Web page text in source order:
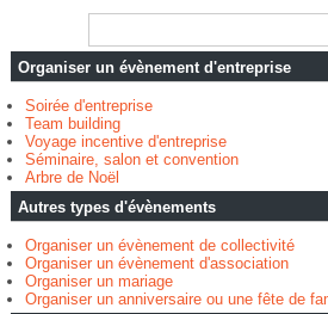
Organiser un évènement d'entreprise
Soirée d'entreprise
Team building
Voyage incentive d'entreprise
Séminaire, salon et convention
Arbre de Noël
Autres types d'évènements
Organiser un évènement de collectivité
Organiser un évènement d'association
Organiser un mariage
Organiser un anniversaire ou une fête de